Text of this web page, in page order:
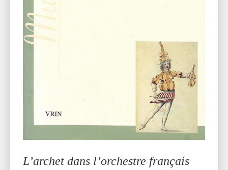
L’archet dans l’orchestre français